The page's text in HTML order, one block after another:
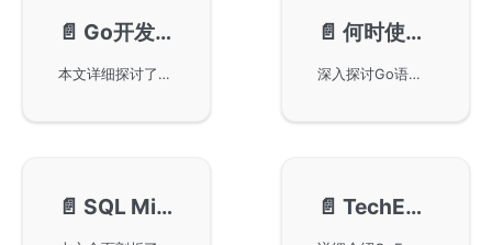
📄️ Go开发中如何优雅地使用错误码
本文详细探讨了错误码的发展历史、使用场景及最佳实践，并结合 GoFrame 框架的 gerror 组件进行实践指导
📄️ 何时使用panic？深入理解Go错误处理的最佳实践
深入探讨Go语言中何时应该使用panic而非返回错误，通过实例分析了预期错误与代码缺陷的区别，以及在安全检查、配置加载等场景中的最佳错误处理策略。
📄️ SQL Migrate数据库迁移与版本管理：管理数据库结构变更的有效方法 📄️ TechEmpower Web Benchmarks最新性能评测